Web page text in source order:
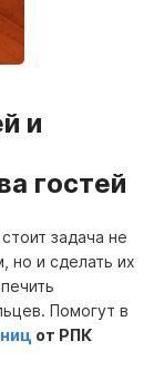
и
гостей
задача не
но и сделать их
Помогут в
от РПК